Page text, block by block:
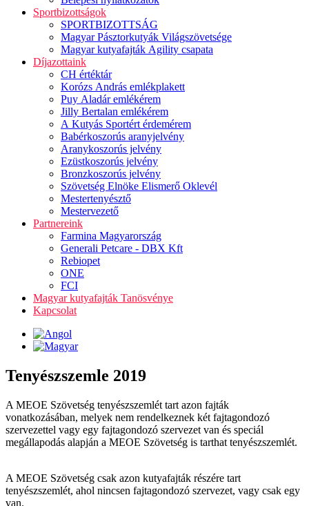
Sportbizottságok
SPORTBIZOTTSÁG
Magyar Pásztorkutyák Világszövetsége
Magyar kutyafajták Agility csapata
Díjazottaink
CH értéktár
Korózs András emlékplakett
Puy Aladár emlékérem
Jilly Bertalan emlékérem
A Kutyás Sportért érdemérem
Babérkoszorús aranyjelvény
Aranykoszorús jelvény
Ezüstkoszorús jelvény
Bronzkoszorús jelvény
Szövetség Elnöke Elismerő Oklevél
Mestertenyésztő
Mestervezető
Partnereink
Farmina Magyarország
Generali Petcare - DBX Kft
Rebiopet
ONE
FCI
Magyar kutyafajták Tanösvénye
Kapcsolat
Tenyészszemle 2019
A MEOE Szövetség tenyészszemlét tart azon fajták
vonatkozásában, melyek nem rendelkeznek két fajtagondozó
szervezettel vagy egy fajtagondozó szervezet van és speciál
megállapodás alapján a MEOE Szövetség is tarthat tenyészszemlét.
A MEOE Szövetség csak azon kutyafajták részére tart
tenyészszemlét, ahol nincsen fajtagondozó szervezet, vagy csak egy
van.